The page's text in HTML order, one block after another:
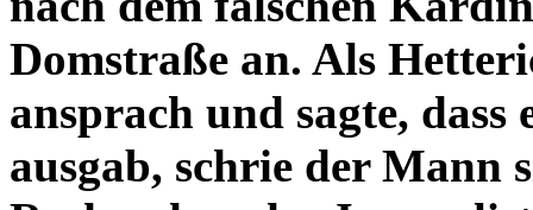
Domstraße an. Als
ansprach und sagte,
ausgab, schrie der Mann